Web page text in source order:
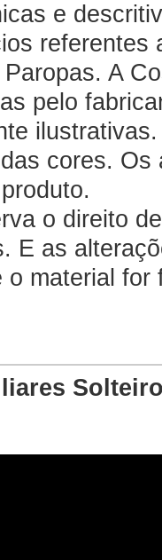
e
referentes
A
pelo
cores.
o direito
E as
o material for